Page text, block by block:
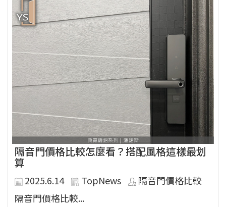
隔音門價格比較怎麼看？搭配風格這樣最划
算
2025.6.14 TopNews
隔音門價格比較
隔音門價格比較...